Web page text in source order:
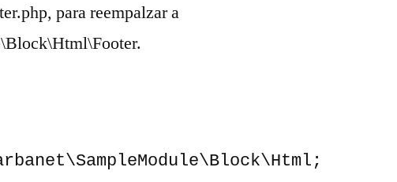
para reempalzar a